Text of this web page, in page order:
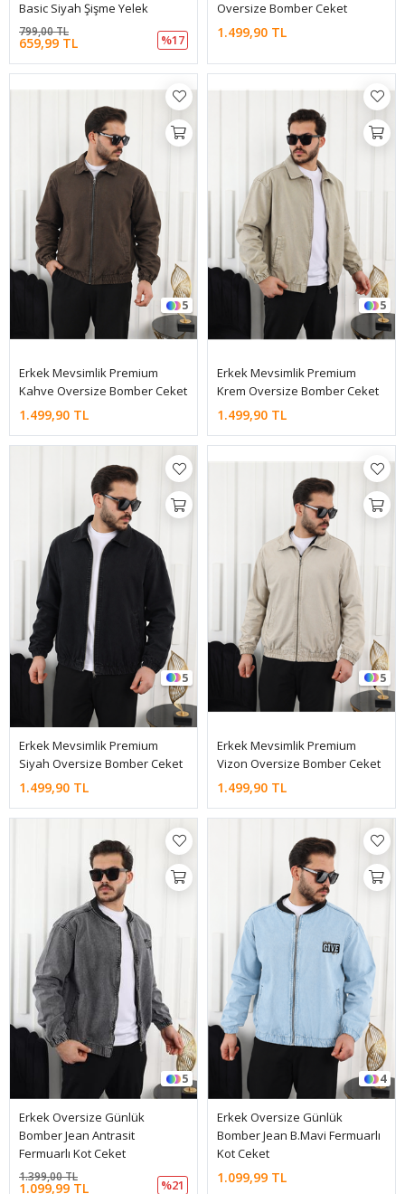
Basic Siyah Şişme Yelek
659,99 TL
799,00 TL
%17
Oversize Bomber Ceket
1.499,90 TL
5
Erkek Mevsimlik Premium
Kahve Oversize Bomber Ceket
1.499,90 TL
5
Erkek Mevsimlik Premium
Krem Oversize Bomber Ceket
1.499,90 TL
5
Erkek Mevsimlik Premium
Siyah Oversize Bomber Ceket
1.499,90 TL
5
Erkek Mevsimlik Premium
Vizon Oversize Bomber Ceket
1.499,90 TL
5
Erkek Oversize Günlük
Bomber Jean Antrasit
Fermuarlı Kot Ceket
1.099,99 TL
1.399,00 TL
%21
4
Erkek Oversize Günlük
Bomber Jean B.Mavi Fermuarlı
Kot Ceket
1.099,99 TL